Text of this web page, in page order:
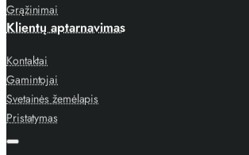
Grąžinimai
Klientų aptarnavimas
Kontaktai
Gamintojai
Svetainės žemėlapis
Pristatymas